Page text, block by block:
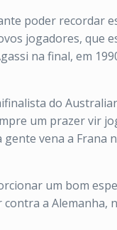
poder recordar
jogadores, que
na final, em
do
um prazer vir
vena a
um bom
a